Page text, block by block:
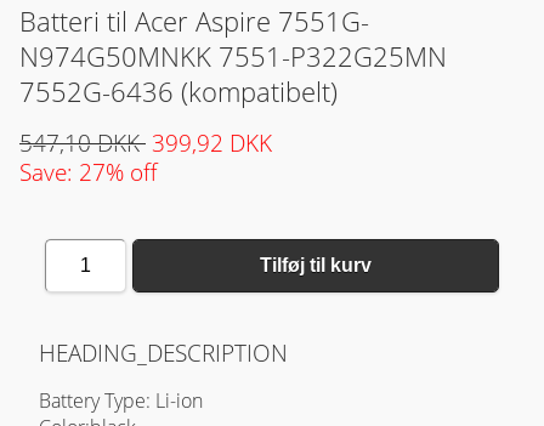
Batteri til Acer Aspire 7551G-
N974G50MNKK 7551-P322G25MN
7552G-6436 (kompatibelt)
547,10 DKK 399,92 DKK
Save: 27% off
1 Tilføj til kurv
HEADING_DESCRIPTION
Battery Type: Li-ion